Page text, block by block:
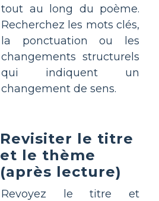
tout au long du poème.
Recherchez les mots clés,
la ponctuation ou les
changements structurels
qui indiquent un
changement de sens.
Revisiter le titre
et le thème
(après lecture)
Revoyez le titre et